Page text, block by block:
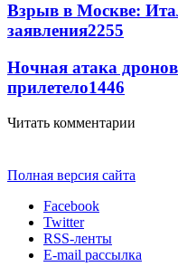
Взрыв в Москве:
заявления2255
Ночная атака
прилетело1446
Читать комментарии
Полная версия сайта
Facebook
Twitter
RSS-ленты
E-mail рассылка